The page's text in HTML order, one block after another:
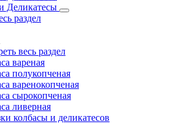
Деликатесы
раздел
весь раздел
вареная
полукопченая
варенокопченая
сырокопченая
ливерная
колбасы и деликатесов